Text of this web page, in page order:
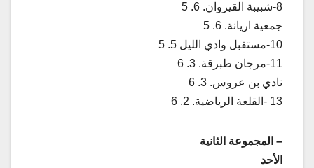
8-شبيبة القيروان. 6. 5
جمعية اريانة. 6. 5
10-مستقبل وادي الليل 5. 5
11-مرجان طبرقة. 3. 6
نادي بن عروس. 3. 6
13 -القلعة الرياضية. 2. 6
– المجموعة الثانية
الأحد